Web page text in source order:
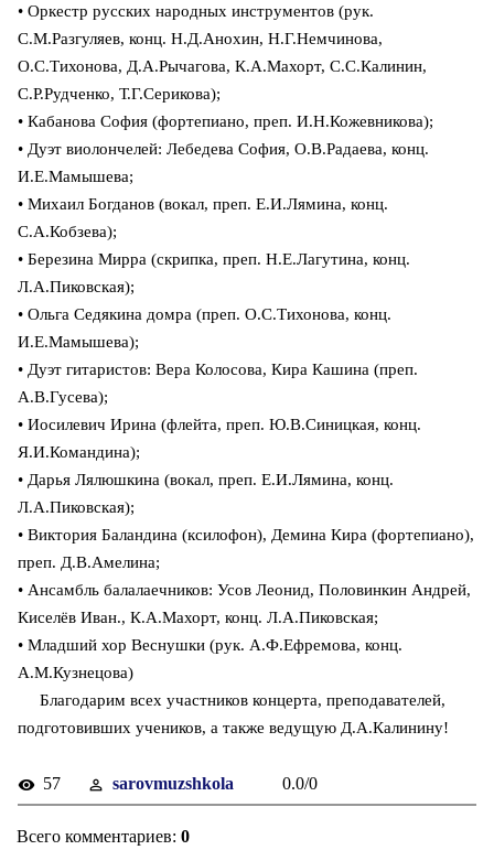
• Оркестр русских народных инструментов (рук.
С.М.Разгуляев, конц. Н.Д.Анохин, Н.Г.Немчинова,
О.С.Тихонова, Д.А.Рычагова, К.А.Махорт, С.С.Калинин,
С.Р.Рудченко, Т.Г.Серикова);
• Кабанова София (фортепиано, преп. И.Н.Кожевникова);
• Дуэт виолончелей: Лебедева София, О.В.Радаева, конц.
И.Е.Мамышева;
• Михаил Богданов (вокал, преп. Е.И.Лямина, конц.
С.А.Кобзева);
• Березина Мирра (скрипка, преп. Н.Е.Лагутина, конц.
Л.А.Пиковская);
• Ольга Седякина домра (преп. О.С.Тихонова, конц.
И.Е.Мамышева);
• Дуэт гитаристов: Вера Колосова, Кира Кашина (преп.
А.В.Гусева);
• Иосилевич Ирина (флейта, преп. Ю.В.Синицкая, конц.
Я.И.Командина);
• Дарья Лялюшкина (вокал, преп. Е.И.Лямина, конц.
Л.А.Пиковская);
• Виктория Баландина (ксилофон), Демина Кира (фортепиано),
преп. Д.В.Амелина;
• Ансамбль балалаечников: Усов Леонид, Половинкин Андрей,
Киселёв Иван., К.А.Махорт, конц. Л.А.Пиковская;
• Младший хор Веснушки (рук. А.Ф.Ефремова, конц.
А.М.Кузнецова)
Благодарим всех участников концерта, преподавателей,
подготовивших учеников, а также ведущую Д.А.Калинину!
57 sarovmuzshkola 0.0/0
Всего комментариев: 0